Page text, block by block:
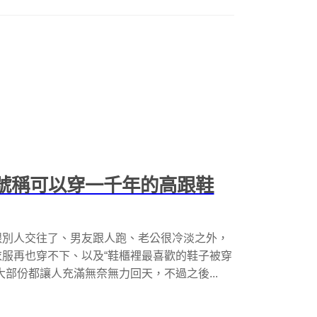
稱可以穿一千年的高跟鞋
人交往了、男友跟人跑、老公很冷淡之外，
再也穿不下、以及“鞋櫃裡最喜歡的鞋子被穿
份都讓人充滿無奈無力回天，不過之後...